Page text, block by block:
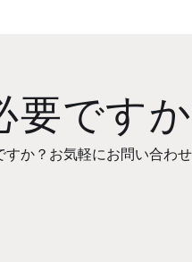
要です
か？お気軽にお問い合わせ